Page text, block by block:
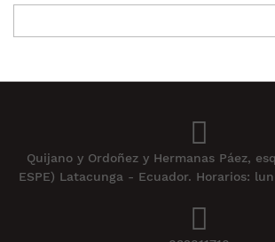
Quijano y Ordoñez y Hermanas Páez,
ESPE) Latacunga - Ecuador. Horarios: